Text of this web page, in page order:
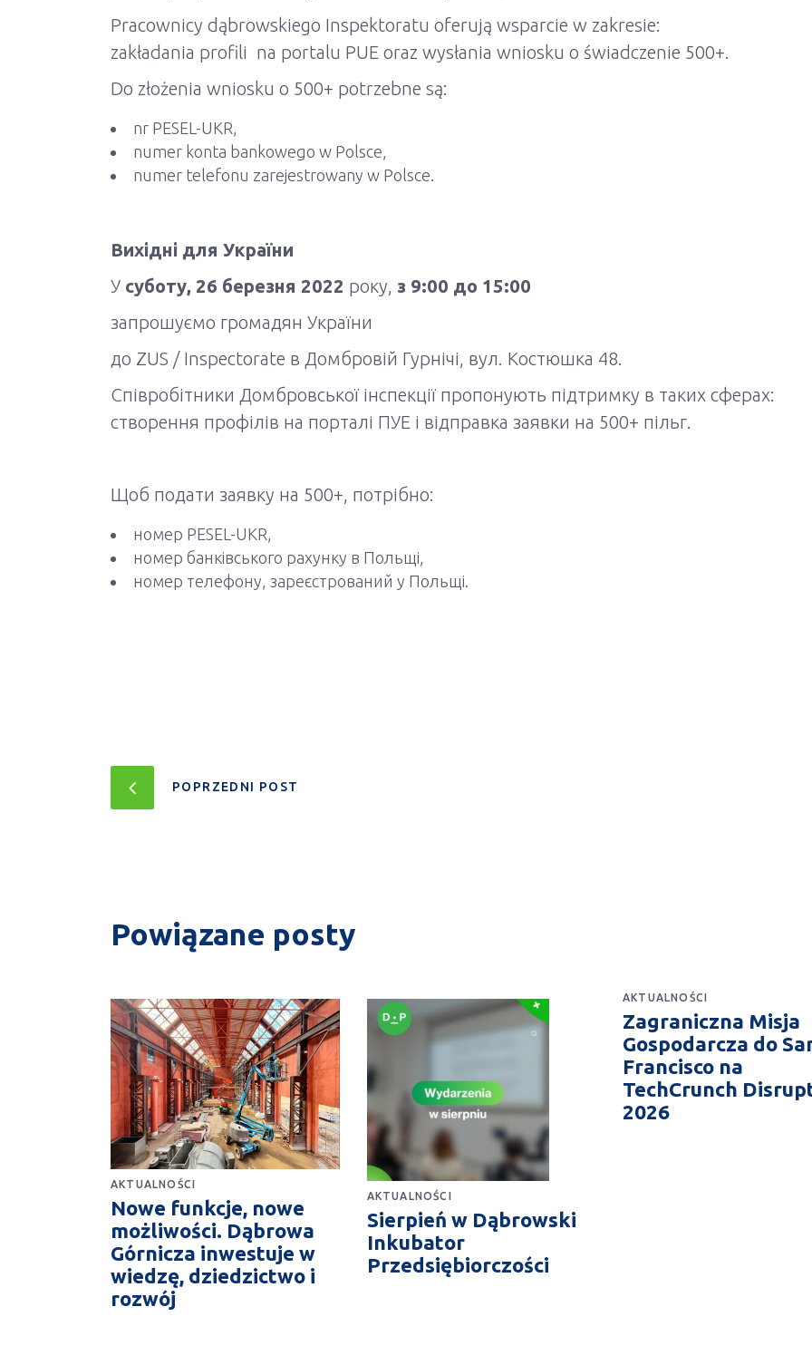
Pracownicy dąbrowskiego Inspektoratu oferują wsparcie w zakresie:
zakładania profili na portalu PUE oraz wysłania wniosku o świadczenie 500+.
Do złożenia wniosku o 500+ potrzebne są:
nr PESEL-UKR,
numer konta bankowego w Polsce,
numer telefonu zarejestrowany w Polsce.
Вихідні для України
У суботу, 26 березня 2022 року, з 9:00 до 15:00
запрошуємо громадян України
до ZUS / Inspectorate в Домбровій Гурнічі, вул. Костюшка 48.
Співробітники Домбровської інспекції пропонують підтримку в таких сферах:
створення профілів на порталі ПУЕ i відправка заявки на 500+ пільг.
Щоб подати заявку на 500+, потрібно:
номер PESEL-UKR,
номер банківського рахунку в Польщі,
номер телефону, зареєстрований у Польщі.
POPRZEDNI POST
Powiązane posty
AKTUALNOŚCI
Nowe funkcje, nowe
możliwości. Dąbrowa
Górnicza inwestuje w
wiedzę, dziedzictwo i
rozwój
AKTUALNOŚCI
Sierpień w Dąbrowski
Inkubator
Przedsiębiorczości
AKTUALNOŚCI
Zagraniczna Misja
Gospodarcza do
Francisco na
TechCrunch
2026